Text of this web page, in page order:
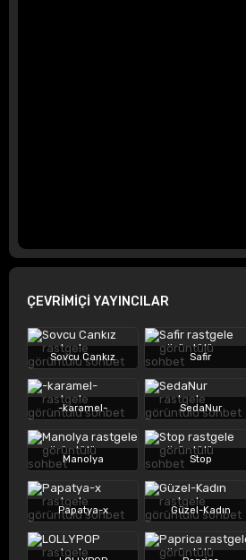
ÇEVRİMİÇİ YAYINCILAR
Sovcu Cankız Safir
-karamel- SedaNur
Manolya Stop
Papatya-x Güzel-Kadın